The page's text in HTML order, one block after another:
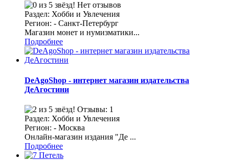
Нет отзывов
Раздел: Хобби и Увлечения
Регион: - Санкт-Петербург
Магазин монет и нумизматики...
Подробнее
DeAgoShop - интернет магазин издательства
ДеАгостини
Отзывы: 1
Раздел: Хобби и Увлечения
Регион: - Москва
Онлайн-магазин издания "Де ...
Подробнее